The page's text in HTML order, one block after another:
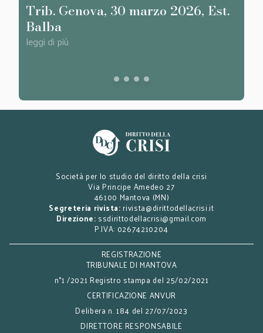
Trib. Genova, 30 marzo 2026, Est.
Balba
leggi di più
Società per lo studio del diritto della crisi
Via Principe Amedeo 27
46100 Mantova (MN)
Segreteria rivista: rivista@dirittodellacrisi.it
Direzione: ssdirittodellacrisi@gmail.com
P.IVA: 02674210204
REGISTRAZIONE
TRIBUNALE DI MANTOVA
n°1 /2021 Registro stampa del 25/02/2021
CERTIFICAZIONE ANVUR
Delibera n. 184 del 27/07/2023
DIRETTORE RESPONSABILE